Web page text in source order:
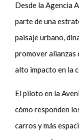
Desde la Agencia
parte de una
paisaje urbano,
promover alianzas
alto impacto en la
El piloto en la
cómo responden
carros y más